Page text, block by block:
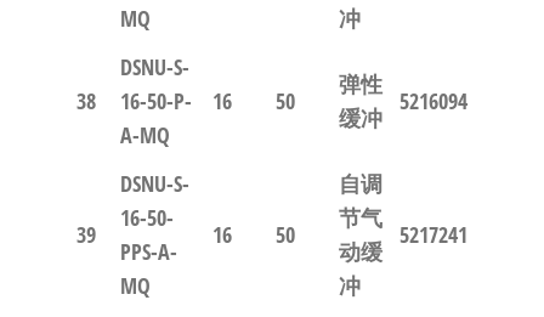
MQ
冲
38
DSNU-S-
16-50-P-
A-MQ
16 50
弹性
缓冲
5216094
39
DSNU-S-
16-50-
PPS-A-
MQ
16 50
自调
节气
动缓
冲
5217241